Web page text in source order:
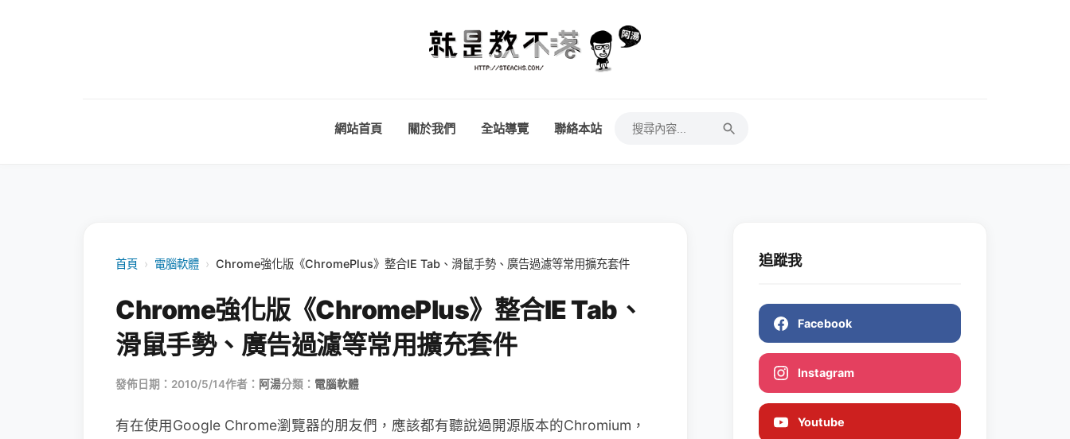
網站首頁 關於我們 全站導覽 聯絡本站
首頁 › 電腦軟體 › Chrome強化版《ChromePlus》整合IE Tab、滑鼠手勢、廣告過濾等常用擴充套件
Chrome強化版《ChromePlus》整合IE Tab、
滑鼠手勢、廣告過濾等常用擴充套件
發佈日期：2010/5/14作者： 阿湯分類： 電腦軟體
有在使用Google Chrome瀏覽器的朋友們，應該都有聽說過開源版本的Chromium，
追蹤我
Facebook
Instagram
Youtube